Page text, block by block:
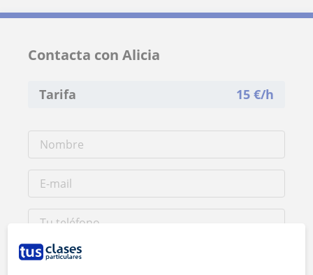
Contacta con Alicia
Tarifa 15 €/h